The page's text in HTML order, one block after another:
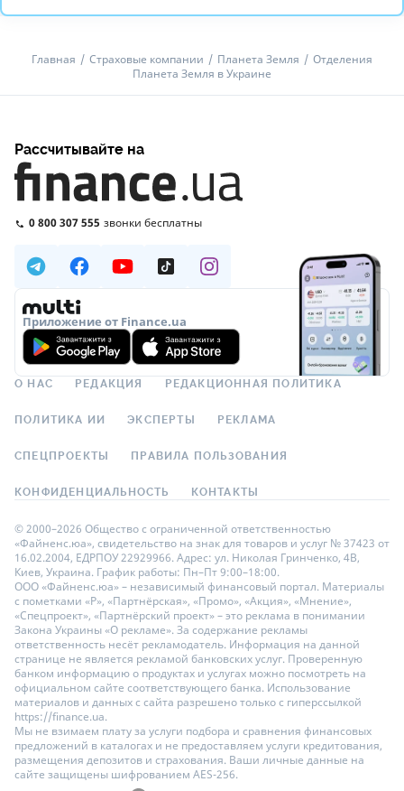
Главная Страховые компании Планета Земля
Отделения
Планета Земля в Украине
Рассчитывайте на
0 800 307 555 звонки бесплатны
Приложение от Finance.ua
О НАС РЕДАКЦИЯ РЕДАКЦИОННАЯ ПОЛИТИКА
ПОЛИТИКА ИИ ЭКСПЕРТЫ РЕКЛАМА
СПЕЦПРОЕКТЫ ПРАВИЛА ПОЛЬЗОВАНИЯ
КОНФИДЕНЦИАЛЬНОСТЬ КОНТАКТЫ
© 2000–2026 Общество с ограниченной ответственностью
«Файненс.юа», свидетельство на знак для товаров и услуг № 37423 от
16.02.2004, ЕДРПОУ 22929966. Адрес: ул. Николая Гринченко, 4В,
Киев, Украина. График работы: Пн–Пт 9:00–18:00.
ООО «Файненс.юа» – независимый финансовый портал. Материалы
с пометками «Р», «Партнёрская», «Промо», «Акция», «Мнение»,
«Спецпроект», «Партнёрский проект» – это реклама в понимании
Закона Украины «О рекламе». За содержание рекламы
ответственность несёт рекламодатель. Информация на данной
странице не является рекламой банковских услуг. Проверенную
банком информацию о продуктах и услугах можно посмотреть на
официальном сайте соответствующего банка. Использование
материалов и данных с сайта разрешено только с гиперссылкой
https://finance.ua.
Мы не взимаем плату за услуги подбора и сравнения финансовых
предложений в каталогах и не предоставляем услуги кредитования,
размещения депозитов и страхования. Ваши личные данные на
сайте защищены шифрованием AES-256.